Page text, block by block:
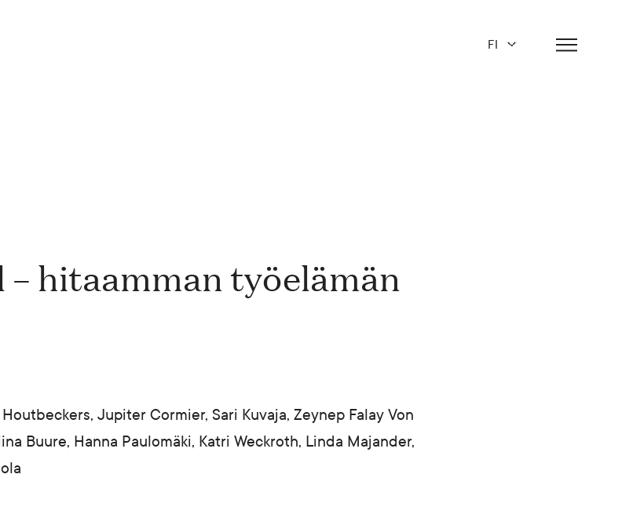
FI
– hitaamman työelämän
Jupiter Cormier, Sari Kuvaja, Zeynep Falay Von
Buure, Hanna Paulomäki, Katri Weckroth, Linda Majander,